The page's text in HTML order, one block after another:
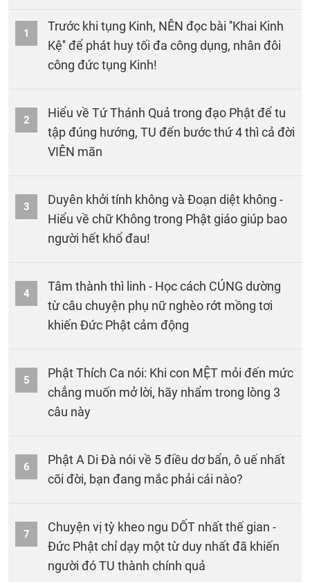
1
Trước khi tụng Kinh, NÊN đọc bài ''Khai Kinh
Kệ'' để phát huy tối đa công dụng, nhân đôi
công đức tụng Kinh!
2
Hiểu về Tứ Thánh Quả trong đạo Phật để tu
tập đúng hướng, TU đến bước thứ 4 thì cả đời
VIÊN mãn
3
Duyên khởi tính không và Đoạn diệt không -
Hiểu về chữ Không trong Phật giáo giúp bao
người hết khổ đau!
4
Tâm thành thì linh - Học cách CÚNG dường
từ câu chuyện phụ nữ nghèo rớt mồng tơi
khiến Đức Phật cảm động
5
Phật Thích Ca nói: Khi con MỆT mỏi đến mức
chẳng muốn mở lời, hãy nhẩm trong lòng 3
câu này
6
Phật A Di Đà nói về 5 điều dơ bẩn, ô uế nhất
cõi đời, bạn đang mắc phải cái nào?
7
Chuyện vị tỳ kheo ngu DỐT nhất thế gian -
Đức Phật chỉ dạy một từ duy nhất đã khiến
người đó TU thành chính quả